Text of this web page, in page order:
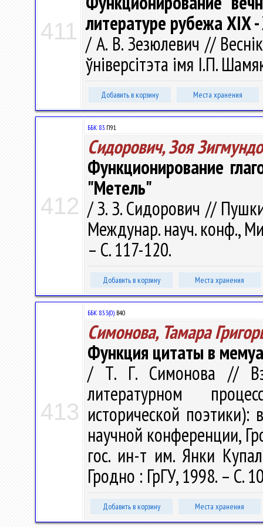
411 литературе рубежа XIX -
/ А. В. Зезюлевич //
ўніверсітэта імя І.П.
Добавить в корзину Места хранения
412
ББК 83.П91
Сидорович, Зоя
Функционирование
"Метель"
/ З. З. Сидорович //
Междунар. науч. конф.,
– С. 117-120.
Добавить в корзину Места хранения
413
ББК 83.3(0) В40
Симонова, Тамара
Функция цитаты в
/ Т. Г. Симонова //
литературном
исторической
научной конференции,
гос. ин-т им. Янки
Гродно : ГрГУ, 1998. – С.
Добавить в корзину Места хранения